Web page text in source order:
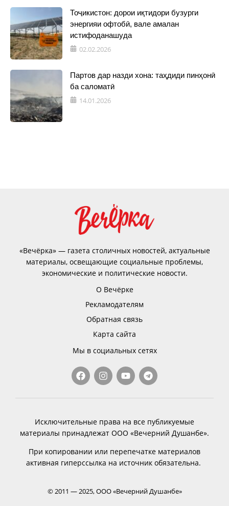
Тоҷикистон: дорои иқтидори бузурги
энергияи офтобӣ, вале амалан
истифоданашуда
02.02.2026
Партов дар назди хона: таҳдиди пинҳонӣ
ба саломатӣ
14.01.2026
«Вечёрка» — газета столичных новостей, актуальные
материалы, освещающие социальные проблемы,
экономические и политические новости.
О Вечёрке
Рекламодателям
Обратная связь
Карта сайта
Мы в социальных сетях
Исключительные права на все публикуемые
материалы принадлежат ООО «Вечерний Душанбе».
При копировании или перепечатке материалов
активная гиперссылка на источник обязательна.
© 2011 — 2025, ООО «Вечерний Душанбе»